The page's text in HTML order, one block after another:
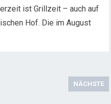
ist Grillzeit – auch auf
Hof. Die im August
NÄCHSTE